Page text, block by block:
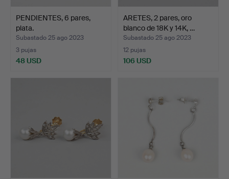
PENDIENTES, 6 pares,
plata.
Subastado 25 ago 2023
3 pujas
48 USD
ARETES, 2 pares, oro
blanco de 18K y 14K, …
Subastado 25 ago 2023
12 pujas
106 USD